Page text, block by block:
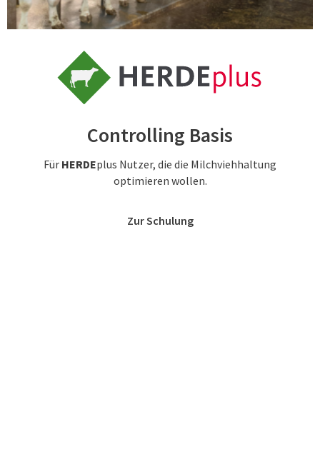
Controlling Basis
Für HERDEplus Nutzer, die die Milchviehhaltung
optimieren wollen.
Zur Schulung